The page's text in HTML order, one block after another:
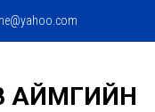
АЙМГИЙН